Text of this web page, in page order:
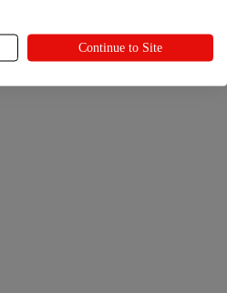
Continue to Site